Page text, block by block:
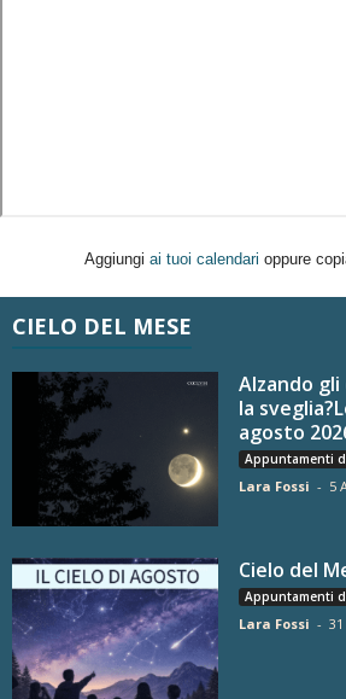
Aggiungi ai tuoi calendari oppure
CIELO DEL MESE
Alzando gli
la
agosto
Appuntamenti
Lara Fossi - 5
Cielo del
Appuntamenti
Lara Fossi -